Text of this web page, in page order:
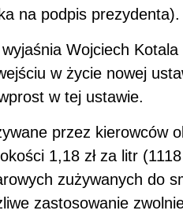
na podpis prezydenta).
Wojciech
w życie nowej
w tej ustawie.
przez kierowców
1,18 zł za litr
zużywanych do
zastosowanie